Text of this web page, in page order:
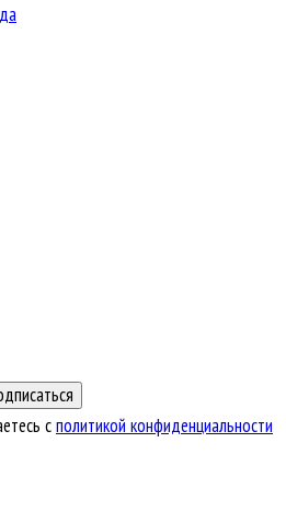
сполитикой конфиденциальности